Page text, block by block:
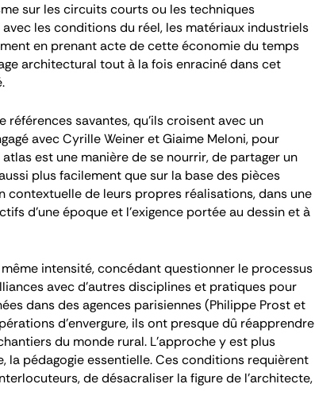
sur les circuits courts ou les techniques
les conditions du réel, les matériaux industriels
en prenant acte de cette économie du temps
architectural tout à la fois enraciné dans cet
références savantes, qu’ils croisent avec un
avec Cyrille Weiner et Giaime Meloni, pour
est une manière de se nourrir, de partager un
plus facilement que sur la base des pièces
contextuelle de leurs propres réalisations, dans une
d’une époque et l’exigence portée au dessin et à
intensité, concédant questionner le processus
avec d’autres disciplines et pratiques pour
dans des agences parisiennes (Philippe Prost et
d’envergure, ils ont presque dû réapprendre
du monde rural. L’approche y est plus
la pédagogie essentielle. Ces conditions requièrent
de désacraliser la figure de l’architecte,